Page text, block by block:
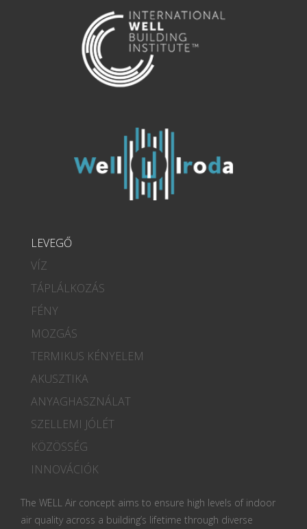
LEVEGŐ
VÍZ
TÁPLÁLKOZÁS
FÉNY
MOZGÁS
TERMIKUS KÉNYELEM
AKUSZTIKA
ANYAGHASZNÁLAT
SZELLEMI JÓLÉT
KÖZÖSSÉG
INNOVÁCIÓK
The WELL Air concept aims to ensure high levels of indoor
air quality across a building’s lifetime through diverse